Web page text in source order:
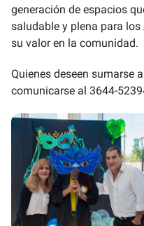
generación de espacios
saludable y plena para
su valor en la comunidad.
Quienes deseen sumarse
comunicarse al 3644-